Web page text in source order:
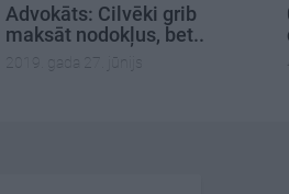
Advokāts: Cilvēki grib
maksāt nodokļus, bet..
2019. gada 27. jūnijs